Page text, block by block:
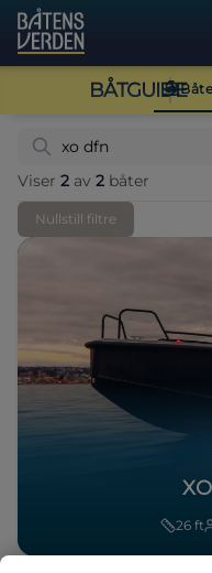
BÅTGUIDE
Viser 2 av 2 båter
Nullstill filtre
26 ft